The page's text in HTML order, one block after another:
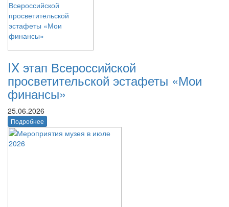
IX этап Всероссийской
просветительской эстафеты «Мои
финансы»
25.06.2026
Подробнее